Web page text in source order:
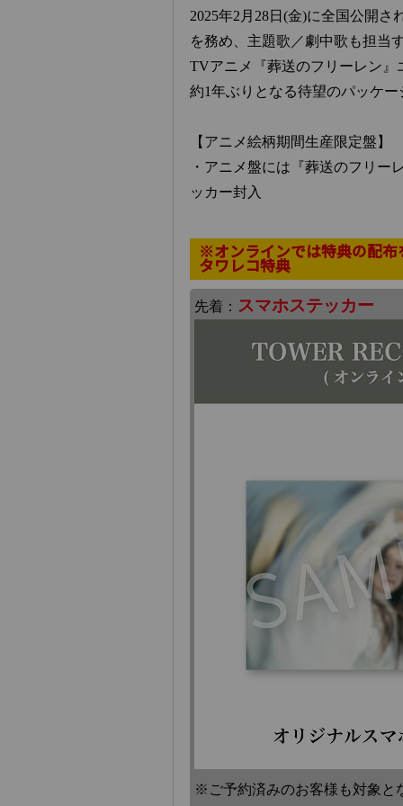
2025年2月28日(金)に全国公開
を務め、主題歌／劇中歌も担当
TVアニメ『葬送のフリーレン』
約1年ぶりとなる待望のパッケ
【アニメ絵柄期間生産限定盤】
・アニメ盤には『葬送のフリー
ッカー封入
※オンラインでは特典の配布
タワレコ特典
先着： スマホステッカー
※ご予約済みのお客様も対象と